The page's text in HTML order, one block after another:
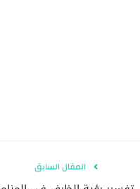
المقال السابق